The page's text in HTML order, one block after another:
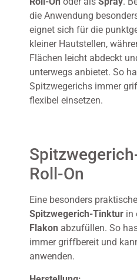
die Anwendung
eignet sich für die
kleiner Hautstellen,
Flächen leicht abdeckt
unterwegs anbietet. So
Spitzwegerichs immer
flexibel einsetzen.
Roll-On
Eine besonders
Spitzwegerich-Tinktur in
Flakon abzufüllen. So
immer griffbereit und
anwenden.